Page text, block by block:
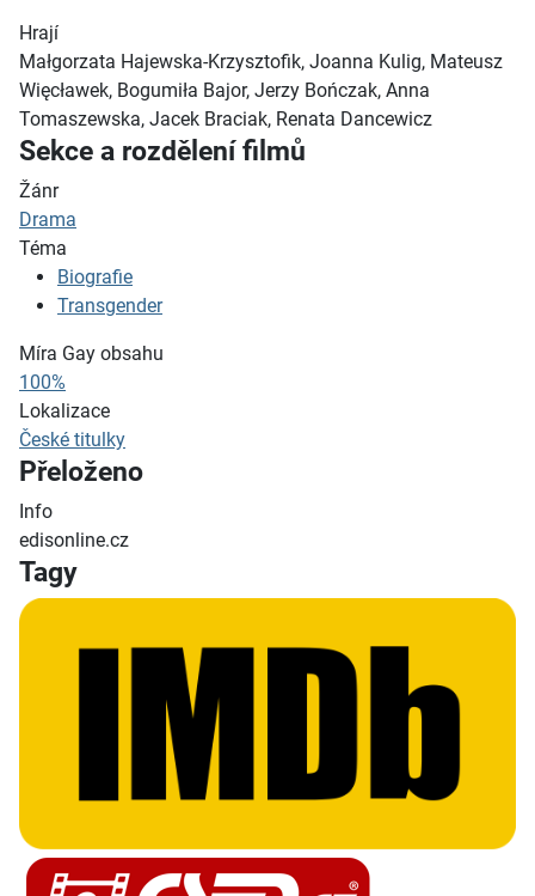
Hrají
Małgorzata Hajewska-Krzysztofik, Joanna Kulig, Mateusz
Więcławek, Bogumiła Bajor, Jerzy Bończak, Anna
Tomaszewska, Jacek Braciak, Renata Dancewicz
Sekce a rozdělení filmů
Žánr
Drama
Téma
Biografie
Transgender
Míra Gay obsahu
100%
Lokalizace
České titulky
Přeloženo
Info
edisonline.cz
Tagy